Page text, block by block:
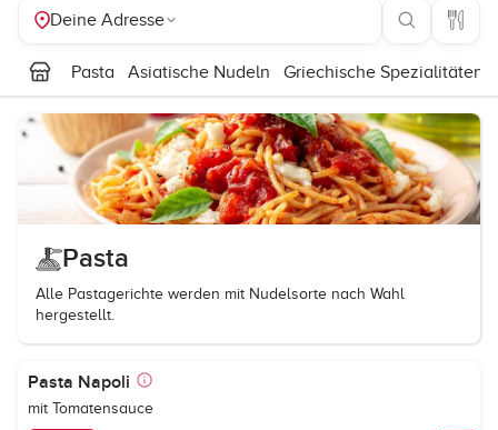
Deine Adresse
Pasta Asiatische Nudeln Griechische Spezialitäten
Pasta
Alle Pastagerichte werden mit Nudelsorte nach Wahl
hergestellt.
Pasta Napoli
mit Tomatensauce